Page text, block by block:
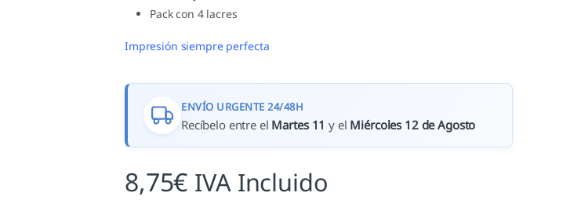
Pack con 4 lacres
Impresión siempre perfecta
ENVÍO URGENTE 24/48H
Recíbelo entre el Martes 11 y el Miércoles 12 de Agosto
8,75€ IVA Incluido